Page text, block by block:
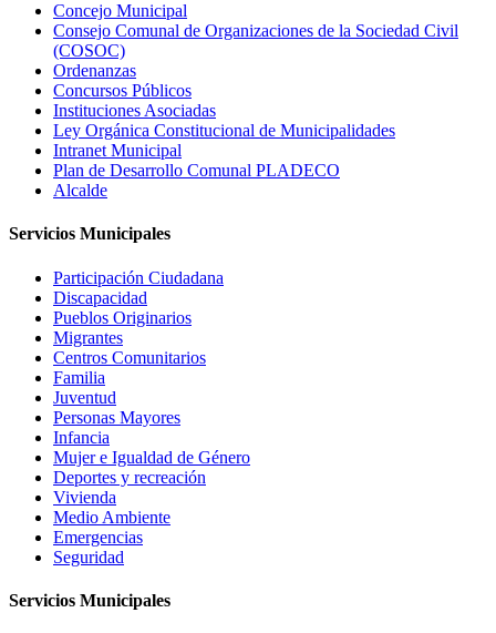
Concejo Municipal
Consejo Comunal de Organizaciones de la Sociedad Civil
(COSOC)
Ordenanzas
Concursos Públicos
Instituciones Asociadas
Ley Orgánica Constitucional de Municipalidades
Intranet Municipal
Plan de Desarrollo Comunal PLADECO
Alcalde
Servicios Municipales
Participación Ciudadana
Discapacidad
Pueblos Originarios
Migrantes
Centros Comunitarios
Familia
Juventud
Personas Mayores
Infancia
Mujer e Igualdad de Género
Deportes y recreación
Vivienda
Medio Ambiente
Emergencias
Seguridad
Servicios Municipales